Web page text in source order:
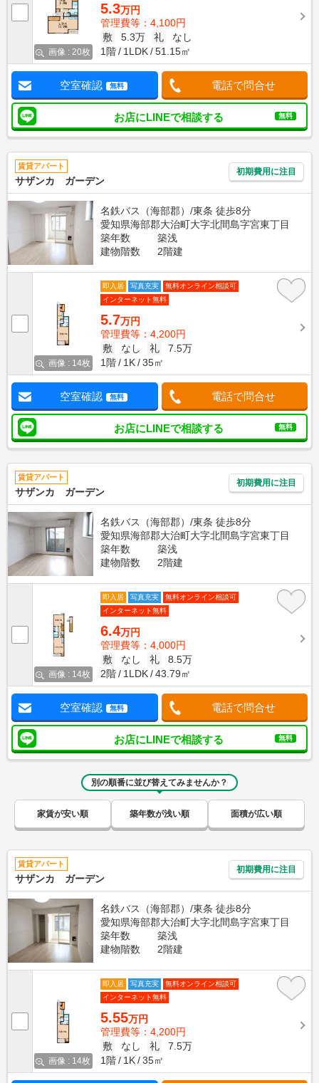
画像 : 20枚
5.3万円
管理費等：4,100円
敷
5.3万 礼
なし
1階
1LDK 51.15㎡
空室確認 無料 電話で問合せ
お店にLINEで相談する 無料
賃貸アパート
サザンカ ガーデン
初期費用に注目
名鉄バス（海部郡）/東条 徒歩8分
愛知県海部郡大治町大字北間島字宮東丁目
築年数
築浅
建物階数
2階建
画像 : 14枚
即入居 写真充実
無料オンライン相談可
インターネット無料
5.7万円
管理費等：4,200円
敷
なし 礼
7.5万
1階
1K 35㎡
空室確認 無料 電話で問合せ
お店にLINEで相談する 無料
賃貸アパート
サザンカ ガーデン
初期費用に注目
名鉄バス（海部郡）/東条 徒歩8分
愛知県海部郡大治町大字北間島字宮東丁目
築年数
築浅
建物階数
2階建
画像 : 14枚
即入居 写真充実
無料オンライン相談可
インターネット無料
6.4万円
管理費等：4,000円
敷
なし 礼
8.5万
2階
1LDK 43.79㎡
空室確認 無料 電話で問合せ
お店にLINEで相談する 無料
別の順番に並び替えてみませんか？
家賃が安い順 築年数が浅い順 面積が広い順
賃貸アパート
サザンカ ガーデン
初期費用に注目
名鉄バス（海部郡）/東条 徒歩8分
愛知県海部郡大治町大字北間島字宮東丁目
築年数
築浅
建物階数
2階建
画像 : 14枚
即入居 写真充実
無料オンライン相談可
インターネット無料
5.55万円
管理費等：4,200円
敷
なし 礼
7.5万
1階
1K 35㎡